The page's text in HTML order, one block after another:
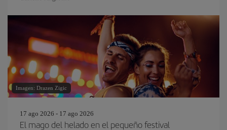
Imagen: Drazen Zigic
17 ago 2026 - 17 ago 2026
El mago del helado en el pequeño festival